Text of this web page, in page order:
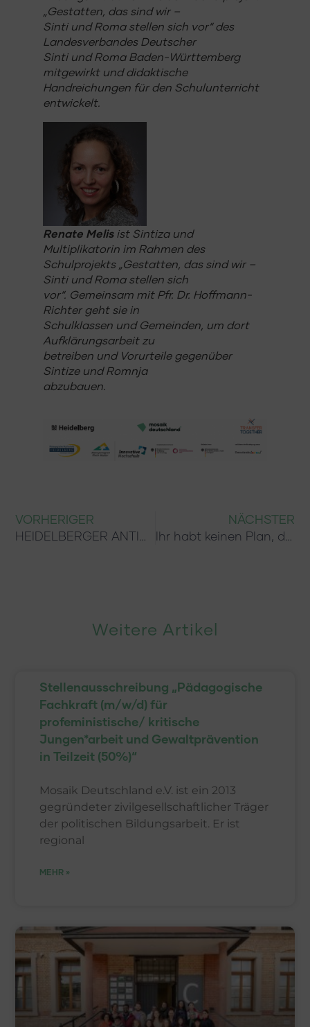
„Gestatten, das sind wir –
Sinti und Roma stellen sich vor“ des
Landesverbandes Deutscher
Sinti und Roma Baden-Württemberg
mitgewirkt und didaktische
Handreichungen für den Schulunterricht
entwickelt.
Renate Melisist Sintiza und
Multiplikatorin im Rahmen des
Schulprojekts „Gestatten, das sind wir –
Sinti und Roma stellen sich
vor“. Gemeinsam mit Pfr. Dr. Hoffmann-
Richter geht sie in
Schulklassen und Gemeinden, um dort
Aufklärungsarbeit zu
betreiben und Vorurteile gegenüber
Sintize und Romnja
abzubauen.
VORHERIGER
NÄCHSTER
Weitere Artikel
Stellenausschreibung „Pädagogische
Fachkraft (m/w/d) für
profeministische/ kritische
Jungen*arbeit und Gewaltprävention
in Teilzeit (50%)“
Mosaik Deutschland e.V. ist ein 2013
gegründeter zivilgesellschaftlicher Träger
der politischen Bildungsarbeit. Er ist
regional
MEHR »